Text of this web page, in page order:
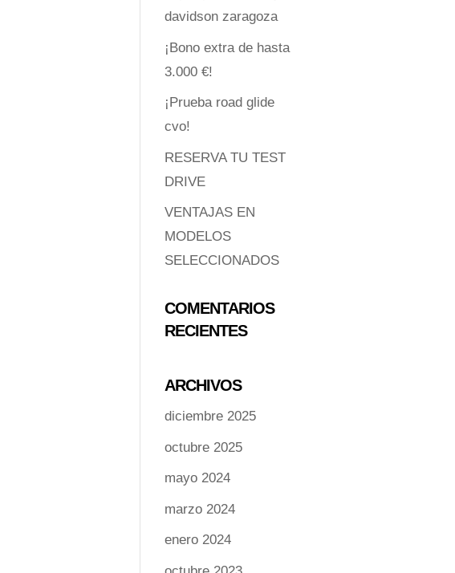
davidson zaragoza
¡Bono extra de hasta
3.000 €!
¡Prueba road glide
cvo!
RESERVA TU TEST
DRIVE
VENTAJAS EN
MODELOS
SELECCIONADOS
COMENTARIOS
RECIENTES
ARCHIVOS
diciembre 2025
octubre 2025
mayo 2024
marzo 2024
enero 2024